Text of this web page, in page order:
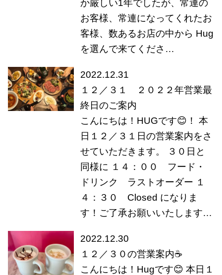
か厳しい1年でしたが、常連の
お客様、常連になってくれたお
客様、数あるお店の中から Hug
を選んで来てくださ…
2022.12.31
１２／３１ ２０２２年営業最
終日のご案内
こんにちは！HUGです😊！ 本
日１２／３１日の営業案内をさ
せていただきます。 ３０日と
同様に １４：００ フード・
ドリンク ラストオーダー １
４：３０ Closed になりま
す！ご了承お願いいたします…
2022.12.30
１２／３０の営業案内☕
こんにちは！Hugです😊 本日１